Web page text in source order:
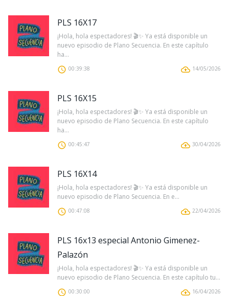
PLS 16X17
¡Hola, hola espectadores! 🎬✨ Ya está disponible un
nuevo episodio de Plano Secuencia. En este capítulo
ha...
00:39:38 14/05/2026
PLS 16X15
¡Hola, hola espectadores! 🎬✨ Ya está disponible un
nuevo episodio de Plano Secuencia. En este capítulo
ha...
00:45:47 30/04/2026
PLS 16X14
¡Hola, hola espectadores! 🎬✨ Ya está disponible un
nuevo episodio de Plano Secuencia. En e...
00:47:08 22/04/2026
PLS 16x13 especial Antonio Gimenez-
Palazón
¡Hola, hola espectadores! 🎬✨ Ya está disponible un
nuevo episodio de Plano Secuencia. En este capítulo tu...
00:30:00 16/04/2026